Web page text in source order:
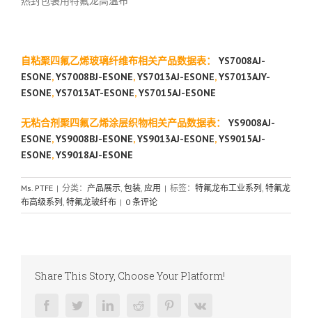
自粘聚四氟乙烯玻璃纤维布相关产品数据表： YS7008AJ-
ESONE,YS7008BJ-ESONE,YS7013AJ-ESONE,YS7013AJY-
ESONE,YS7013AT-ESONE,YS7015AJ-ESONE
无粘合剂聚四氟乙烯涂层织物相关产品数据表： YS9008AJ-
ESONE,YS9008BJ-ESONE,YS9013AJ-ESONE,YS9015AJ-
ESONE,YS9018AJ-ESONE
Ms. PTFE | 分类： 产品展示 包装 应用 | 标签： 特氟龙布工业系列 特氟龙
布高级系列 特氟龙玻纤布 | 0 条评论
Share This Story, Choose Your Platform!
FacebookTwitterLinkedInReddit PinterestVk